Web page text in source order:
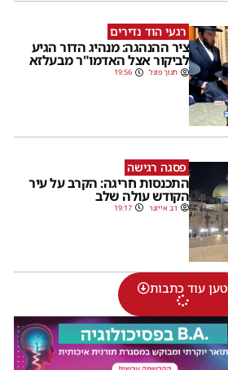
רגעי הוד נדירים
ציר ההנהגה: מנהיג הדור הגיע
לביקור אצל האדמו"ר מבעלזא
חנוך פוגל 19:56
פסגה רגישה
התכנסות חריגה: הקרב על עיר
הקודש עולה שלב
דב אייזנר 19:17
טען עוד כתבות